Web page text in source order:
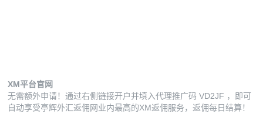
XM平台官网
无需额外申请！通过右侧链接开户并填入代理推广码VD2JF ，即可
自动享受亭辉外汇返佣网业内最高的XM返佣服务，返佣每日结算！